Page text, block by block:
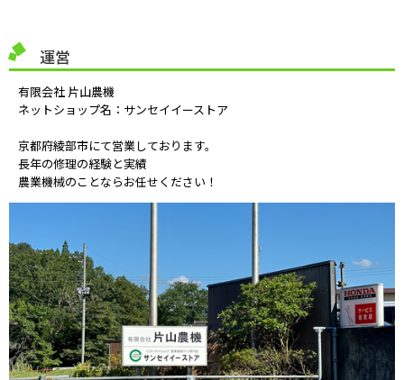
運営
有限会社 片山農機
ネットショップ名：サンセイイーストア
京都府綾部市にて営業しております。
長年の修理の経験と実績
農業機械のことならお任せください！